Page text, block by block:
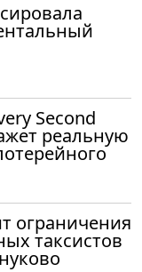
Second
реальную
ограничения
таксистов